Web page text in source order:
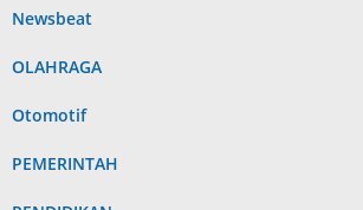
Newsbeat
OLAHRAGA
Otomotif
PEMERINTAH